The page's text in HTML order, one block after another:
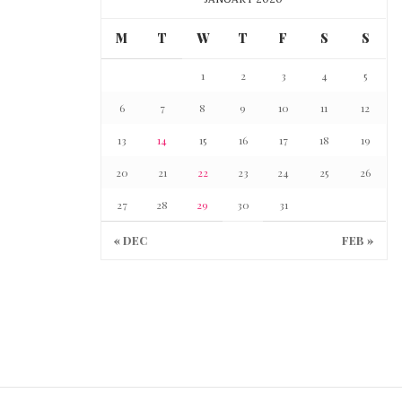
M T W T F S S
« DEC FEB »
1 2 3 4 5
6 7 8 9 10 11 12
13 14 15 16 17 18 19
20 21 22 23 24 25 26
27 28 29 30 31